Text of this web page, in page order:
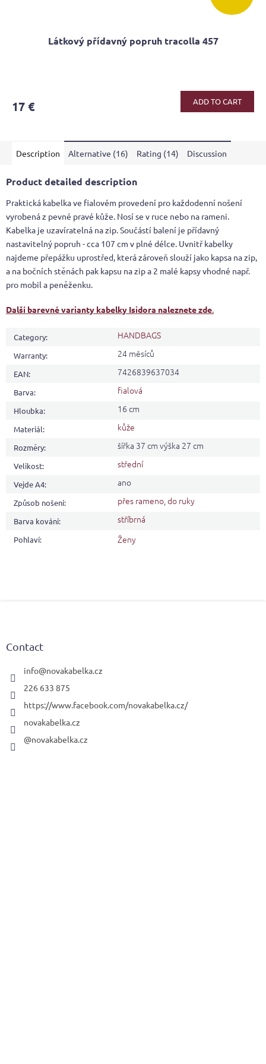
Látkový přídavný popruh tracolla 457
17 € ADD TO CART
Description Alternative (16) Rating (14) Discussion
Product detailed description
Praktická kabelka ve fialovém provedení pro každodenní nošení
vyrobená z pevné pravé kůže. Nosí se v ruce nebo na rameni.
Kabelka je uzavíratelná na zip. Součástí balení je přídavný
nastavitelný popruh - cca 107 cm v plné délce. Uvnitř kabelky
najdeme přepážku uprostřed, která zároveň slouží jako kapsa na zip,
a na bočních stěnách pak kapsu na zip a 2 malé kapsy vhodné např.
pro mobil a peněženku.
Další barevné varianty kabelky Isidora naleznete zde.
Category: HANDBAGS
Warranty: 24 měsíců
EAN: 7426839637034
Barva: fialová
Hloubka: 16 cm
Materiál: kůže
Rozměry: šířka 37 cm výška 27 cm
Velikost: střední
Vejde A4: ano
Způsob nošení: přes rameno,do ruky
Barva kování: stříbrná
Pohlaví: Ženy
Contact
info@novakabelka.cz
226 633 875
https://www.facebook.com/novakabelka.cz/
novakabelka.cz
@novakabelka.cz